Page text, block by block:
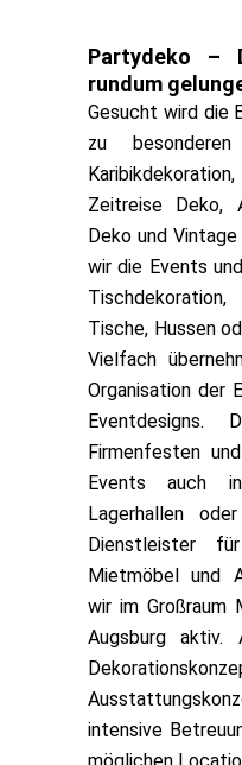
Partydeko –
rundum
Gesucht wird die
zu
Zeitreise Deko,
Deko und
wir die Events
Tische, Hussen
Vielfach
Organisation der
Firmenfesten
Events auch
Lagerhallen
Dienstleister
Mietmöbel und
wir im Großraum
Augsburg aktiv.
intensive